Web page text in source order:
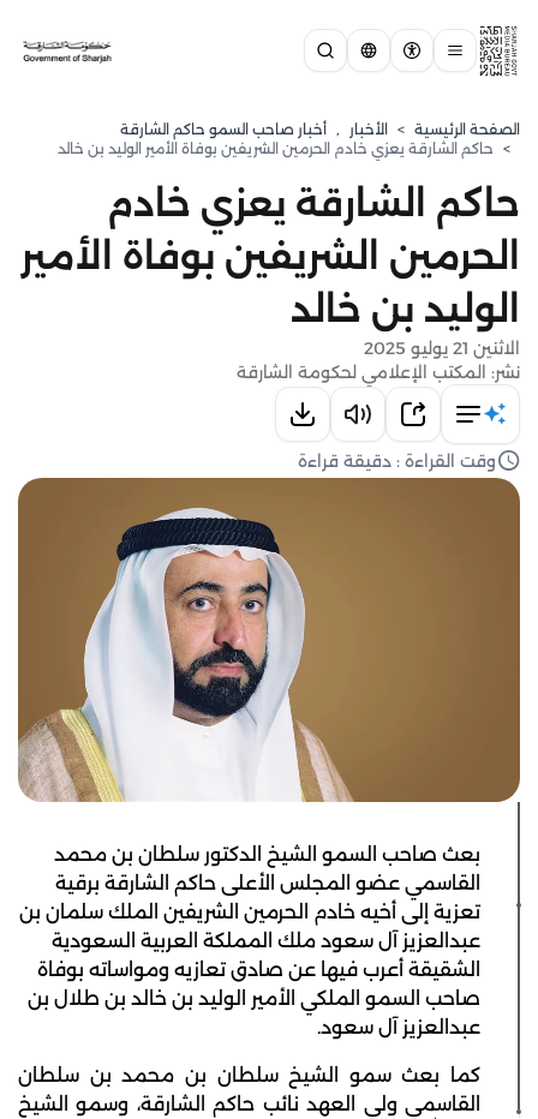
الصفحة الرئيسية > الأخبار , أخبار صاحب السمو حاكم الشارقة
> حاكم الشارقة يعزي خادم الحرمين الشريفين بوفاة الأمير الوليد بن خالد
حاكم الشارقة يعزي خادم
الحرمين الشريفين بوفاة الأمير
الوليد بن خالد
الاثنين 21 يوليو 2025
نشر: المكتب الإعلامي لحكومة الشارقة
وقت القراءة : دقيقة قراءة
بعث صاحب السمو الشيخ الدكتور سلطان بن محمد
القاسمي عضو المجلس الأعلى حاكم الشارقة برقية
تعزية إلى أخيه خادم الحرمين الشريفين الملك سلمان بن
عبدالعزيز آل سعود ملك المملكة العربية السعودية
الشقيقة أعرب فيها عن صادق تعازيه ومواساته بوفاة
صاحب السمو الملكي الأمير الوليد بن خالد بن طلال بن
عبدالعزيز آل سعود.
كما بعث سمو الشيخ سلطان بن محمد بن سلطان
القاسمي ولي العهد نائب حاكم الشارقة، وسمو الشيخ